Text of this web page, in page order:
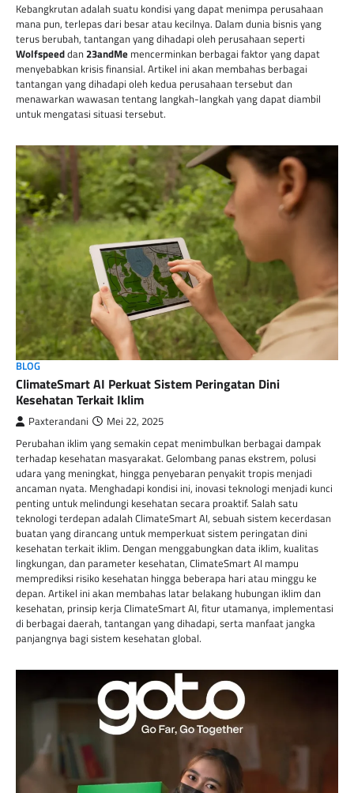
Kebangkrutan adalah suatu kondisi yang dapat menimpa perusahaan
mana pun, terlepas dari besar atau kecilnya. Dalam dunia bisnis yang
terus berubah, tantangan yang dihadapi oleh perusahaan seperti
Wolfspeeddan23andMe mencerminkan berbagai faktor yang dapat
menyebabkan krisis finansial. Artikel ini akan membahas berbagai
tantangan yang dihadapi oleh kedua perusahaan tersebut dan
menawarkan wawasan tentang langkah-langkah yang dapat diambil
untuk mengatasi situasi tersebut.
BLOG
ClimateSmart AI Perkuat Sistem Peringatan Dini
Kesehatan Terkait Iklim
Paxterandani Mei 22, 2025
Perubahan iklim yang semakin cepat menimbulkan berbagai dampak
terhadap kesehatan masyarakat. Gelombang panas ekstrem, polusi
udara yang meningkat, hingga penyebaran penyakit tropis menjadi
ancaman nyata. Menghadapi kondisi ini, inovasi teknologi menjadi kunci
penting untuk melindungi kesehatan secara proaktif. Salah satu
teknologi terdepan adalah ClimateSmart AI, sebuah sistem kecerdasan
buatan yang dirancang untuk memperkuat sistem peringatan dini
kesehatan terkait iklim. Dengan menggabungkan data iklim, kualitas
lingkungan, dan parameter kesehatan, ClimateSmart AI mampu
memprediksi risiko kesehatan hingga beberapa hari atau minggu ke
depan. Artikel ini akan membahas latar belakang hubungan iklim dan
kesehatan, prinsip kerja ClimateSmart AI, fitur utamanya, implementasi
di berbagai daerah, tantangan yang dihadapi, serta manfaat jangka
panjangnya bagi sistem kesehatan global.